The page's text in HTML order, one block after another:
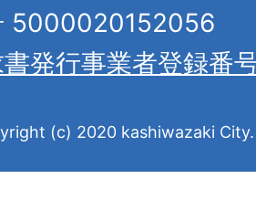
5000020152056
発行事業者登録番
(c) 2020 kashiwazaki